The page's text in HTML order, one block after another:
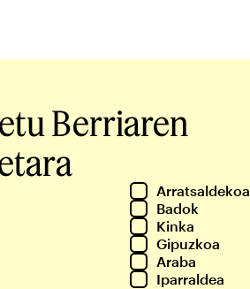
Berriaren
Arratsaldekoa
Badok
Kinka
Gipuzkoa
Araba
Iparraldea